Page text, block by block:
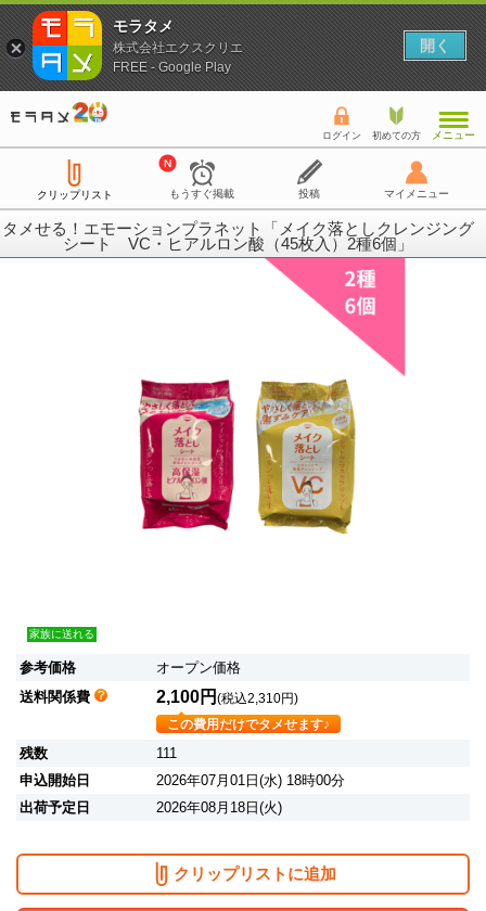
ログイン 初めての方 メニュー
クリップリスト もうすぐ掲載 投稿 マイメニュー
タメせる！エモーションプラネット「メイク落としクレンジング
シート VC・ヒアルロン酸（45枚入）2種6個」
家族に送れる
参考価格
オープン価格
送料関係費
2,100円 (税込2,310円)
この費用だけでタメせます♪
残数
111
申込開始日
2026年07月01日(水) 18時00分
出荷予定日
2026年08月18日(火)
クリップリストに追加
モラタメ
株式会社エクスクリエ
FREE - Google Play
開く